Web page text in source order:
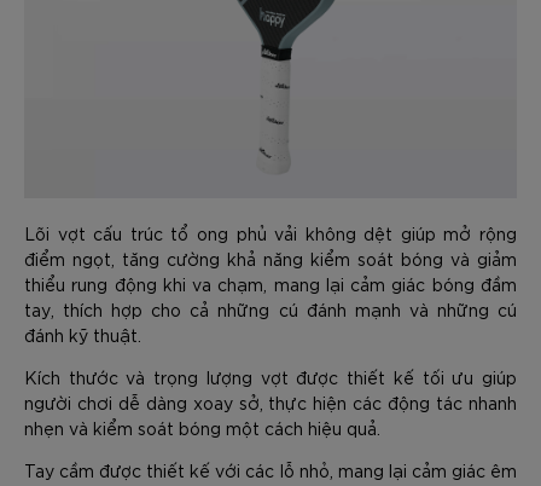
Lõi vợt cấu trúc tổ ong phủ vải không dệt giúp mở rộng
điểm ngọt, tăng cường khả năng kiểm soát bóng và giảm
thiểu rung động khi va chạm, mang lại cảm giác bóng đầm
tay, thích hợp cho cả những cú đánh mạnh và những cú
đánh kỹ thuật.
Kích thước và trọng lượng vợt được thiết kế tối ưu giúp
người chơi dễ dàng xoay sở, thực hiện các động tác nhanh
nhẹn và kiểm soát bóng một cách hiệu quả.
Tay cầm được thiết kế với các lỗ nhỏ, mang lại cảm giác êm